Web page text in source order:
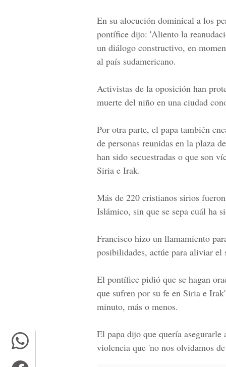
En su alocución dominical a los
pontífice dijo: 'Aliento la
un diálogo constructivo, en
al país sudamericano.
Activistas de la oposición han
muerte del niño en una ciudad
Por otra parte, el papa también
de personas reunidas en la plaza
han sido secuestradas o que son
Siria e Irak.
Más de 220 cristianos sirios
Islámico, sin que se sepa cuál ha
Francisco hizo un llamamiento
posibilidades, actúe para aliviar
El pontífice pidió que se hagan
que sufren por su fe en Siria e
minuto, más o menos.
El papa dijo que quería asegurarle
violencia que 'no nos olvidamos